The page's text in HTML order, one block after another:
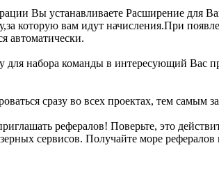
Вы устанавливаете Расширение для
которую вам идут начисления.При
автоматически.
набора команды в интересующий Вас
сразу во всех проектах, тем самым
рефералов! Поверьте, это
сервисов. Получайте море